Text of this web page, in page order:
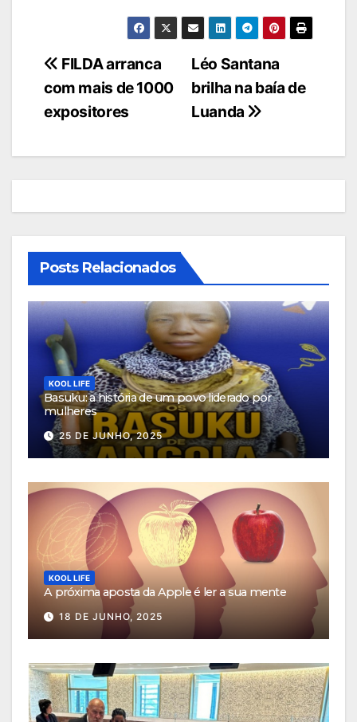
Navegação
de
artigos
Léo Santana
brilha na baía de
Luanda
FILDA arranca
com mais de 1000
expositores
Posts Relacionados
KOOL LIFE
Basuku: a história de um povo liderado por
mulheres
25 DE JUNHO, 2025
KOOL LIFE
A próxima aposta da Apple é ler a sua mente
18 DE JUNHO, 2025